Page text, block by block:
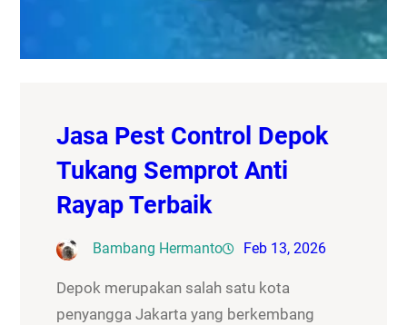
Jasa Pest Control Depok
Tukang Semprot Anti
Rayap Terbaik
Bambang Hermanto Feb 13, 2026
Depok merupakan salah satu kota
penyangga Jakarta yang berkembang